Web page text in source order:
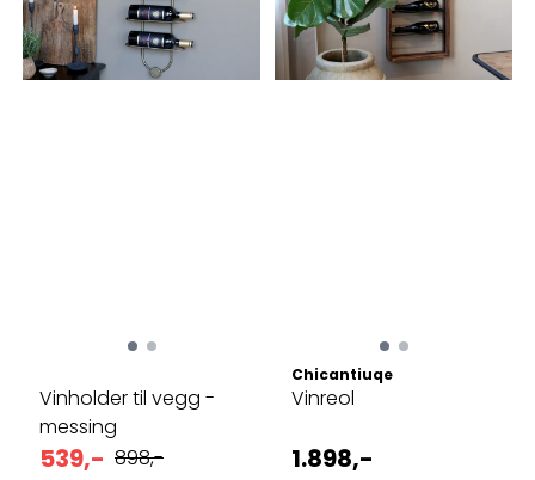
Vinholder til vegg -
messing
539,- 898,-
Chicantiuqe
Vinreol
1.898,-